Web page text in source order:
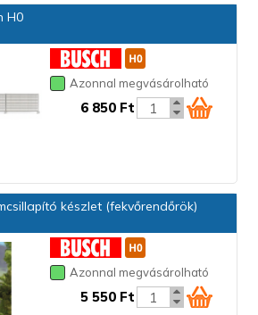
H0
Azonnal megvásárolható
6 850 Ft
készlet (fekvőrendőrök)
Azonnal megvásárolható
5 550 Ft